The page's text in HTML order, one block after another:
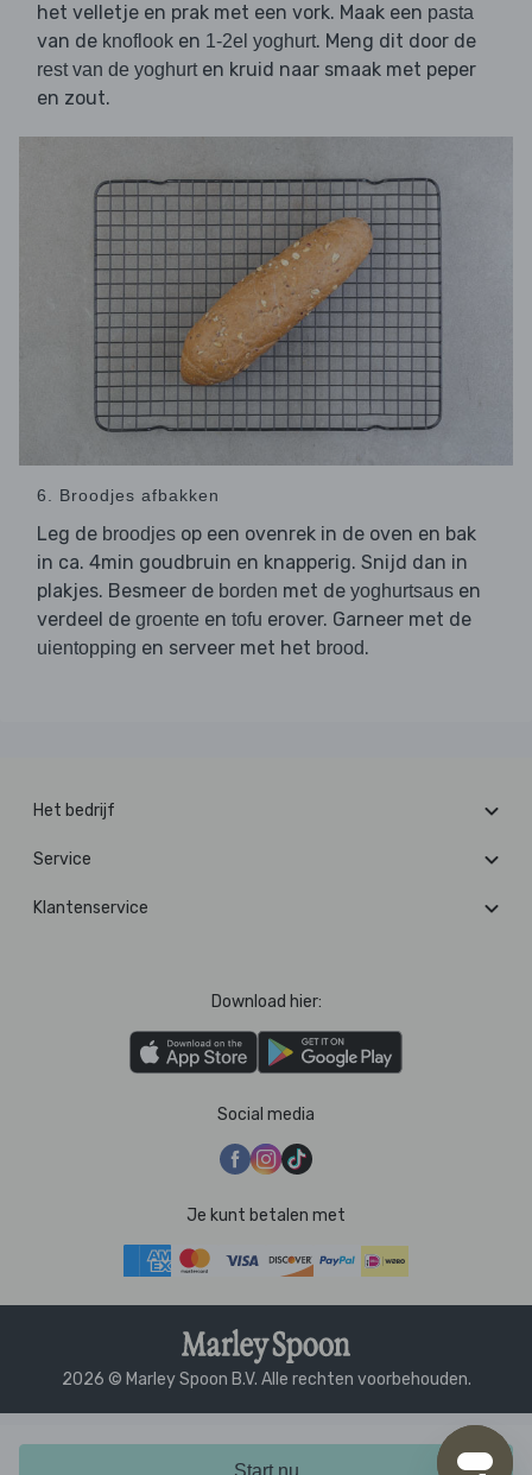
Start nu
het velletje en prak met een vork. Maak een pasta
van de knoflook en 1-2el yoghurt. Meng dit door de
rest van de yoghurten kruid naar smaak met peper
en zout.
6. Broodjes afbakken
Leg de broodjes op een ovenrek in de oven en bak
in ca. 4min goudbruin en knapperig. Snijd dan in
plakjes. Besmeer de borden met de yoghurtsaus en
verdeel de groente en tofu erover. Garneer met de
uientopping en serveer met het brood.
Het bedrijf
Service
Klantenservice
Download hier:
Social media
Je kunt betalen met
2026 © Marley Spoon B.V. Alle rechten voorbehouden.